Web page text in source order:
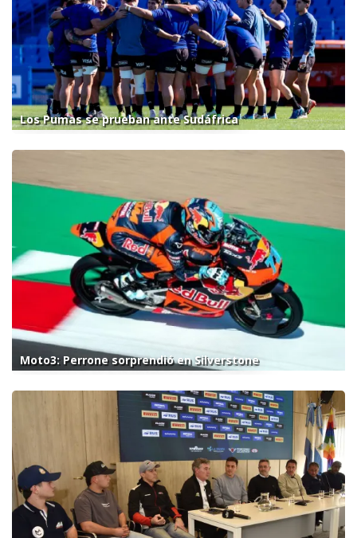
Los Pumas se prueban ante Sudáfrica
Moto3: Perrone sorprendió en Silverstone